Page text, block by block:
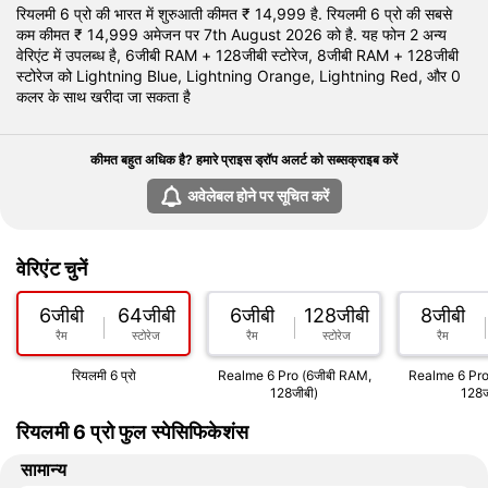
रियलमी 6 प्रो की भारत में शुरुआती कीमत ₹ 14,999 है. रियलमी 6 प्रो की सबसे
कम कीमत ₹ 14,999 अमेजन पर 7th August 2026 को है. यह फोन 2 अन्य
वेरिएंट में उपलब्ध है, 6जीबी RAM + 128जीबी स्टोरेज, 8जीबी RAM + 128जीबी
स्टोरेज को Lightning Blue, Lightning Orange, Lightning Red, और 0
कलर के साथ खरीदा जा सकता है
कीमत बहुत अधिक है? हमारे प्राइस ड्रॉप अलर्ट को सब्सक्राइब करें
अवेलेबल होने पर सूचित करें
वेरिएंट चुनें
6जीबी
रैम
64जीबी
स्टोरेज
रियलमी 6 प्रो
6जीबी
रैम
128जीबी
स्टोरेज
Realme 6 Pro (6जीबी RAM,
128जीबी)
8जीबी
रैम
Realme 6
रियलमी 6 प्रो फुल स्पेसिफिकेशंस
सामान्य